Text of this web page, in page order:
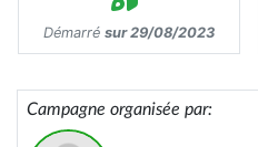
Démarré sur 29/08/2023
Campagne organisée par: